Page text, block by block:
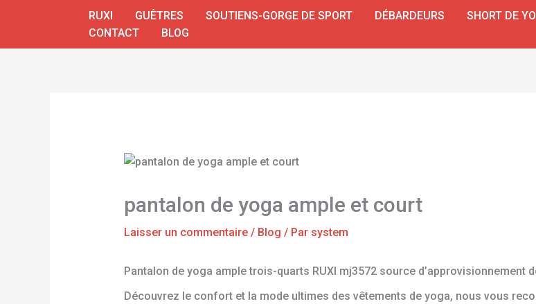
RUXI GUÊTRES SOUTIENS-GORGE DE SPORT DÉBARDEURS SHORT DE
CONTACT
BLOG
pantalon de yoga ample et court
Laisser un commentaire / Blog / Par system
Pantalon de yoga ample trois-quarts RUXI mj3572 source
Découvrez le confort et la mode ultimes des vêtements de yoga, nous vous